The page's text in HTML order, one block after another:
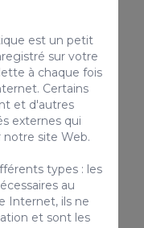
Bungalow
est un petit
sur votre
à chaque fois
Certains
et d'autres
externes qui
notre site Web.
types : les
au
Internet, ils ne
et sont les